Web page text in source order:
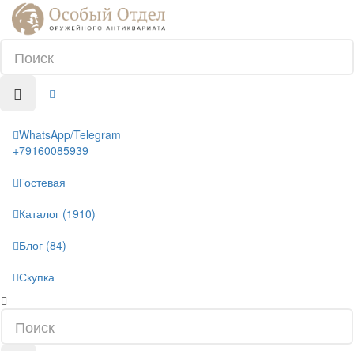
WhatsApp/Telegram
+79160085939
Гостевая
Каталог (1910)
Блог (84)
Скупка